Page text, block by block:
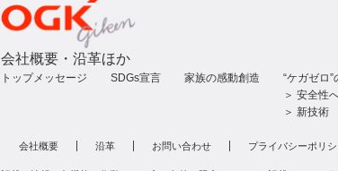
会社概要・沿革ほか
トップメッセージ SDGs宣言 家族の感動創造
“ケガゼロ
＞ 安全性
＞ 新技術
会社概要 沿革 お問い合わせ プライバシーポリシ